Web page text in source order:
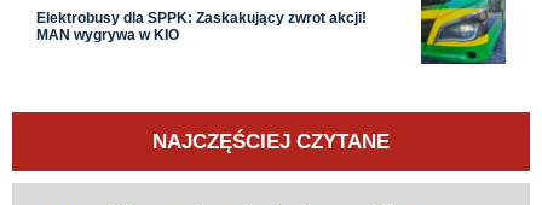
Elektrobusy dla SPPK: Zaskakujący zwrot akcji!
MAN wygrywa w KIO
NAJCZĘŚCIEJ CZYTANE